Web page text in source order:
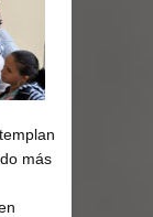
más